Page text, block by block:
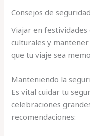
Consejos de
Viajar en
culturales y
que tu viaje sea
Manteniendo la
Es vital cuidar tu
celebraciones
recomendaciones: